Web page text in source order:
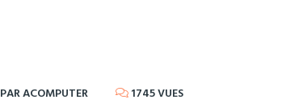
PAR ACOMPUTER 1745 VUES